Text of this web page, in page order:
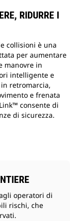
RIDURRE I
collisioni è una
per aumentare
manovre in
intelligente e
retromarcia,
e frenata
consente di
di sicurezza.
operatori di
rischi, che